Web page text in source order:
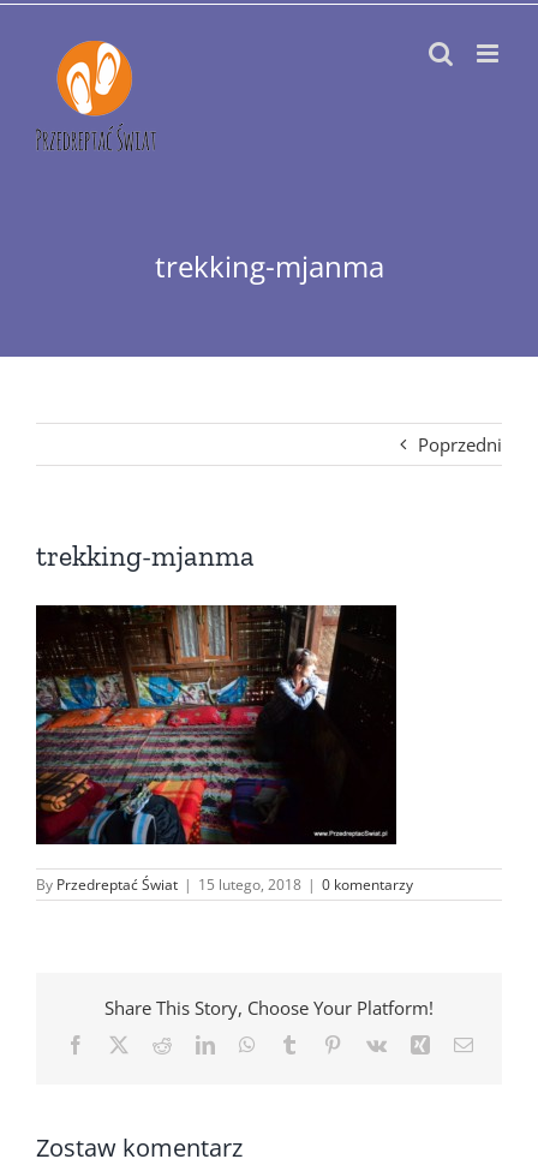
Przejdź
zawartości
trekking-mjanma
Poprzedni
trekking-mjanma
By Przedreptać Świat | 15 lutego, 2018 | 0 komentarzy
Share This Story, Choose Your Platform!
Facebook RedditLinkedInWhatsApp
Tumblr Pinterest
Vk Xing Email
Zostaw komentarz